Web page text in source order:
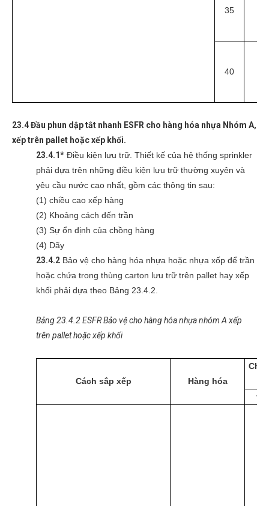
35
40
23.4 Đầu phun dập tắt nhanh ESFR cho hàng hóa nhựa Nhóm A,
xếp trên pallet hoặc xếp khối.
23.4.1* Điều kiện lưu trữ. Thiết kế của hệ thống sprinkler
phải dựa trên những điều kiện lưu trữ thường xuyên và
yêu cầu nước cao nhất, gồm các thông tin sau:
(1) chiều cao xếp hàng
(2) Khoảng cách đến trần
(3) Sự ổn định của chồng hàng
(4) Dãy
23.4.2 Bảo vệ cho hàng hóa nhựa hoặc nhựa xốp để trần
hoặc chứa trong thùng carton lưu trữ trên pallet hay xếp
khối phải dựa theo Bảng 23.4.2.
Bảng 23.4.2 ESFR Bảo vệ cho hàng hóa nhựa nhóm A xếp
trên pallet hoặc xếp khối
Cách sắp xếp Hàng hóa
ft